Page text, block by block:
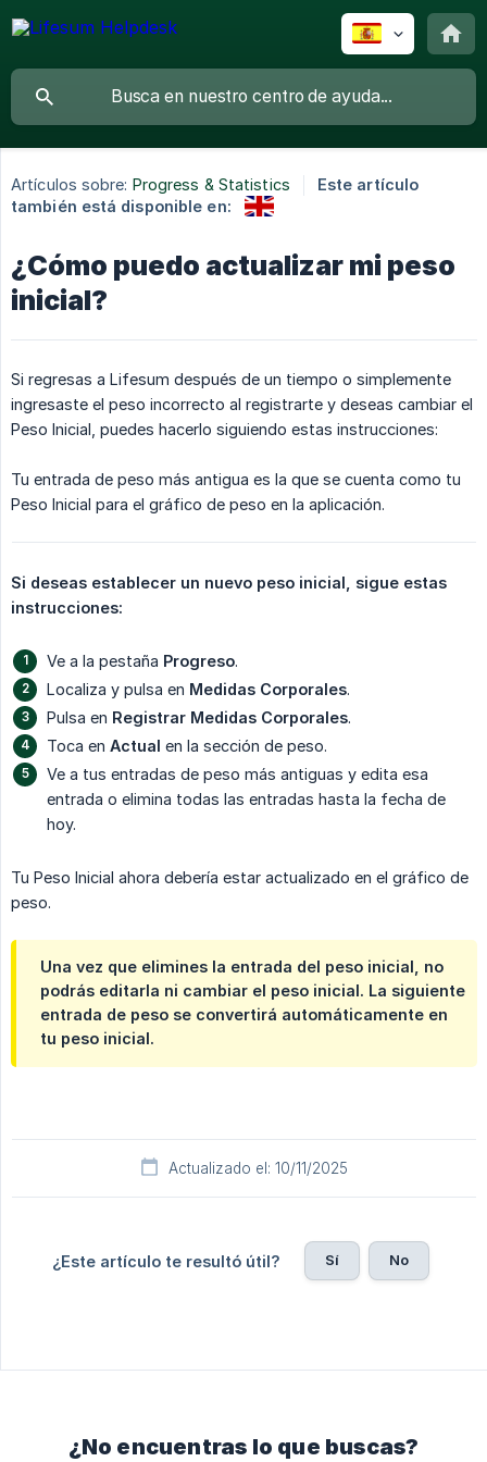
Artículos sobre: Progress & Statistics
Este artículo
también está disponible en:
¿Cómo puedo actualizar mi peso
inicial?
Si regresas a Lifesum después de un tiempo o simplemente
ingresaste el peso incorrecto al registrarte y deseas cambiar el
Peso Inicial, puedes hacerlo siguiendo estas instrucciones:
Tu entrada de peso más antigua es la que se cuenta como tu
Peso Inicial para el gráfico de peso en la aplicación.
Si deseas establecer un nuevo peso inicial, sigue estas
instrucciones:
Ve a la pestaña Progreso.
Localiza y pulsa en Medidas Corporales.
Pulsa en Registrar Medidas Corporales.
Toca en Actual en la sección de peso.
Ve a tus entradas de peso más antiguas y edita esa
entrada o elimina todas las entradas hasta la fecha de
hoy.
Tu Peso Inicial ahora debería estar actualizado en el gráfico de
peso.
Una vez que elimines la entrada del peso inicial, no
podrás editarla ni cambiar el peso inicial. La siguiente
entrada de peso se convertirá automáticamente en
tu peso inicial.
Actualizado el: 10/11/2025
¿Este artículo te resultó útil? Sí No
¿No encuentras lo que buscas?